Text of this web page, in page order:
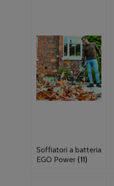
Soffiatori a batteria
EGO Power (11)